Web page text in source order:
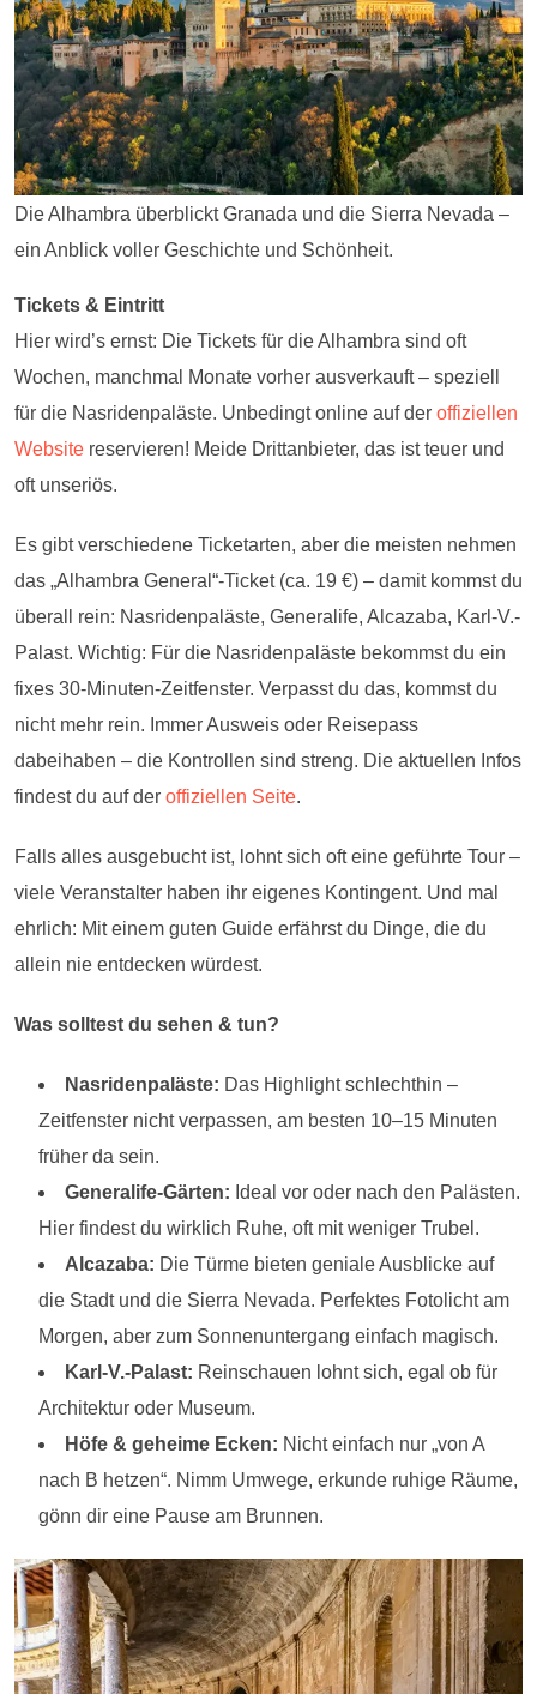
Die Alhambra überblickt Granada und die Sierra Nevada –
ein Anblick voller Geschichte und Schönheit.
Tickets & Eintritt
Hier wird’s ernst: Die Tickets für die Alhambra sind oft
Wochen, manchmal Monate vorher ausverkauft – speziell
für die Nasridenpaläste. Unbedingt online auf der offiziellen
Website reservieren! Meide Drittanbieter, das ist teuer und
oft unseriös.
Es gibt verschiedene Ticketarten, aber die meisten nehmen
das „Alhambra General“-Ticket (ca. 19 €) – damit kommst du
überall rein: Nasridenpaläste, Generalife, Alcazaba, Karl-V.-
Palast. Wichtig: Für die Nasridenpaläste bekommst du ein
fixes 30-Minuten-Zeitfenster. Verpasst du das, kommst du
nicht mehr rein. Immer Ausweis oder Reisepass
dabeihaben – die Kontrollen sind streng. Die aktuellen Infos
findest du auf der offiziellen Seite.
Falls alles ausgebucht ist, lohnt sich oft eine geführte Tour –
viele Veranstalter haben ihr eigenes Kontingent. Und mal
ehrlich: Mit einem guten Guide erfährst du Dinge, die du
allein nie entdecken würdest.
Was solltest du sehen & tun?
Nasridenpaläste: Das Highlight schlechthin –
Zeitfenster nicht verpassen, am besten 10–15 Minuten
früher da sein.
Generalife-Gärten: Ideal vor oder nach den Palästen.
Hier findest du wirklich Ruhe, oft mit weniger Trubel.
Alcazaba: Die Türme bieten geniale Ausblicke auf
die Stadt und die Sierra Nevada. Perfektes Fotolicht am
Morgen, aber zum Sonnenuntergang einfach magisch.
Karl-V.-Palast: Reinschauen lohnt sich, egal ob für
Architektur oder Museum.
Höfe & geheime Ecken: Nicht einfach nur „von A
nach B hetzen“. Nimm Umwege, erkunde ruhige Räume,
gönn dir eine Pause am Brunnen.